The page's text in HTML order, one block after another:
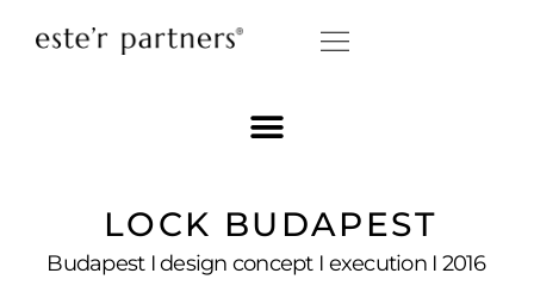
LOCK BUDAPEST
Budapest I design concept I execution I 2016